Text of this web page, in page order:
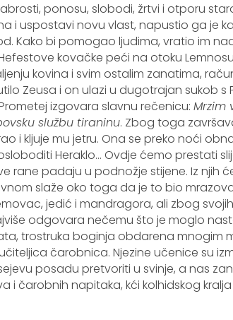
ponosu, slobodi, žrtvi i otporu
i uspostavi novu vlast, napustio ga je
Kako bi pomogao ljudima, vratio im
kovačke peći na otoku
kovina i svim ostalim zanatima,
Zeusa i on ulazi u dugotrajan sukob s
izgovara slavnu rečenicu: Mrzim
službu tiraninu. Zbog toga
i kljuje mu jetru. Ona se preko noći
Heraklo… Ovdje ćemo prestati
rane padaju u podnožje stijene. Iz njih
slaže oko toga da je to bio
jedić i mandragora, ali zbog
odgovara nečemu što je moglo
trostruka boginja obdarena mnogim
čarobnica. Njezine učenice su
posadu pretvoriti u svinje, a nas
čarobnih napitaka, kći kolhidskog